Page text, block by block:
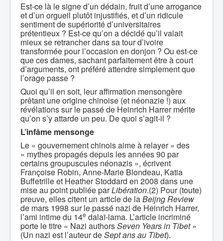
Est-ce là le signe d’un dédain, fruit d’une arrogance
et d’un orgueil plutôt injustifiés, et d’un ridicule
sentiment de supériorité d’universitaires
prétentieux ? Est-ce qu’on a décidé qu’il valait
mieux se retrancher dans sa tour d’ivoire
transformée pour l’occasion en donjon ? Ou est-ce
que ces dames, sachant parfaitement être à court
d’arguments, ont préféré attendre simplement que
l’orage passe ?
Quoi qu’il en soit, leur affirmation mensongère
prêtant une origine chinoise (et néonazie !) aux
révélations sur le passé de Heinrich Harrer mérite
qu’on s’y attarde un peu. De quoi s’agit-il ?
L’infâme mensonge
Le « gouvernement chinois aime à relayer » des
« mythes propagés depuis les années 90 par
certains groupuscules néonazis », écrivent
Françoise Robin, Anne-Marie Blondeau, Katia
Buffetrille et Heather Stoddard en 2008 dans une
mise au point publiée parLibération.(2) Pour (toute)
preuve, elles citent un article de laBeijng Review
de mars 1998 sur le passé nazi de Heinrich Harrer,
l’ami intime du 14e dalaï-lama. L’article incriminé
porte le titre « Nazi authorsSeven Years in Tibet»
(Un nazi est l’auteur deSept ans au Tibet).